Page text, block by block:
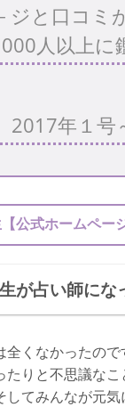
ジと口コミ
人以上に
年１号
公式ホームページ
が占い師にな
全くなかったの
たりと不思議な
てみんなが元